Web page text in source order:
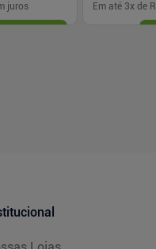
juros Em até 3x de